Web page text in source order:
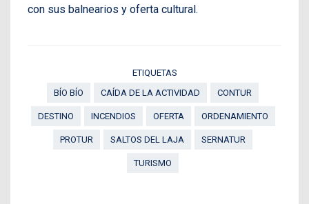
con sus balnearios y oferta cultural.
ETIQUETAS
BÍO BÍO
CAÍDA DE LA ACTIVIDAD CONTUR
DESTINO INCENDIOS OFERTA ORDENAMIENTO
PROTUR SALTOS DEL LAJA SERNATUR
TURISMO